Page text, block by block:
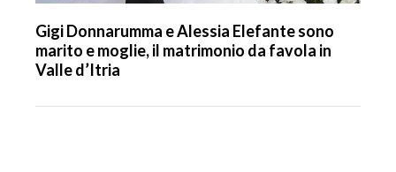
Gigi Donnarumma e Alessia Elefante sono
marito e moglie, il matrimonio da favola in
Valle d’Itria